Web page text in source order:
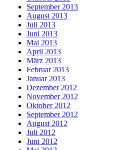
September 2013
August 2013
Juli 2013
Juni 2013
Mai 2013
April 2013
März 2013
Februar 2013
Januar 2013
Dezember 2012
November 2012
Oktober 2012
September 2012
August 2012
Juli 2012
Juni 2012